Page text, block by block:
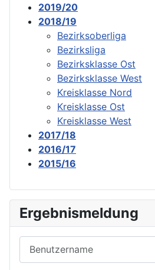
2019/20
2018/19
Bezirksoberliga
Bezirksliga
Bezirksklasse Ost
Bezirksklasse West
Kreisklasse Nord
Kreisklasse Ost
Kreisklasse West
2017/18
2016/17
2015/16
Ergebnismeldung